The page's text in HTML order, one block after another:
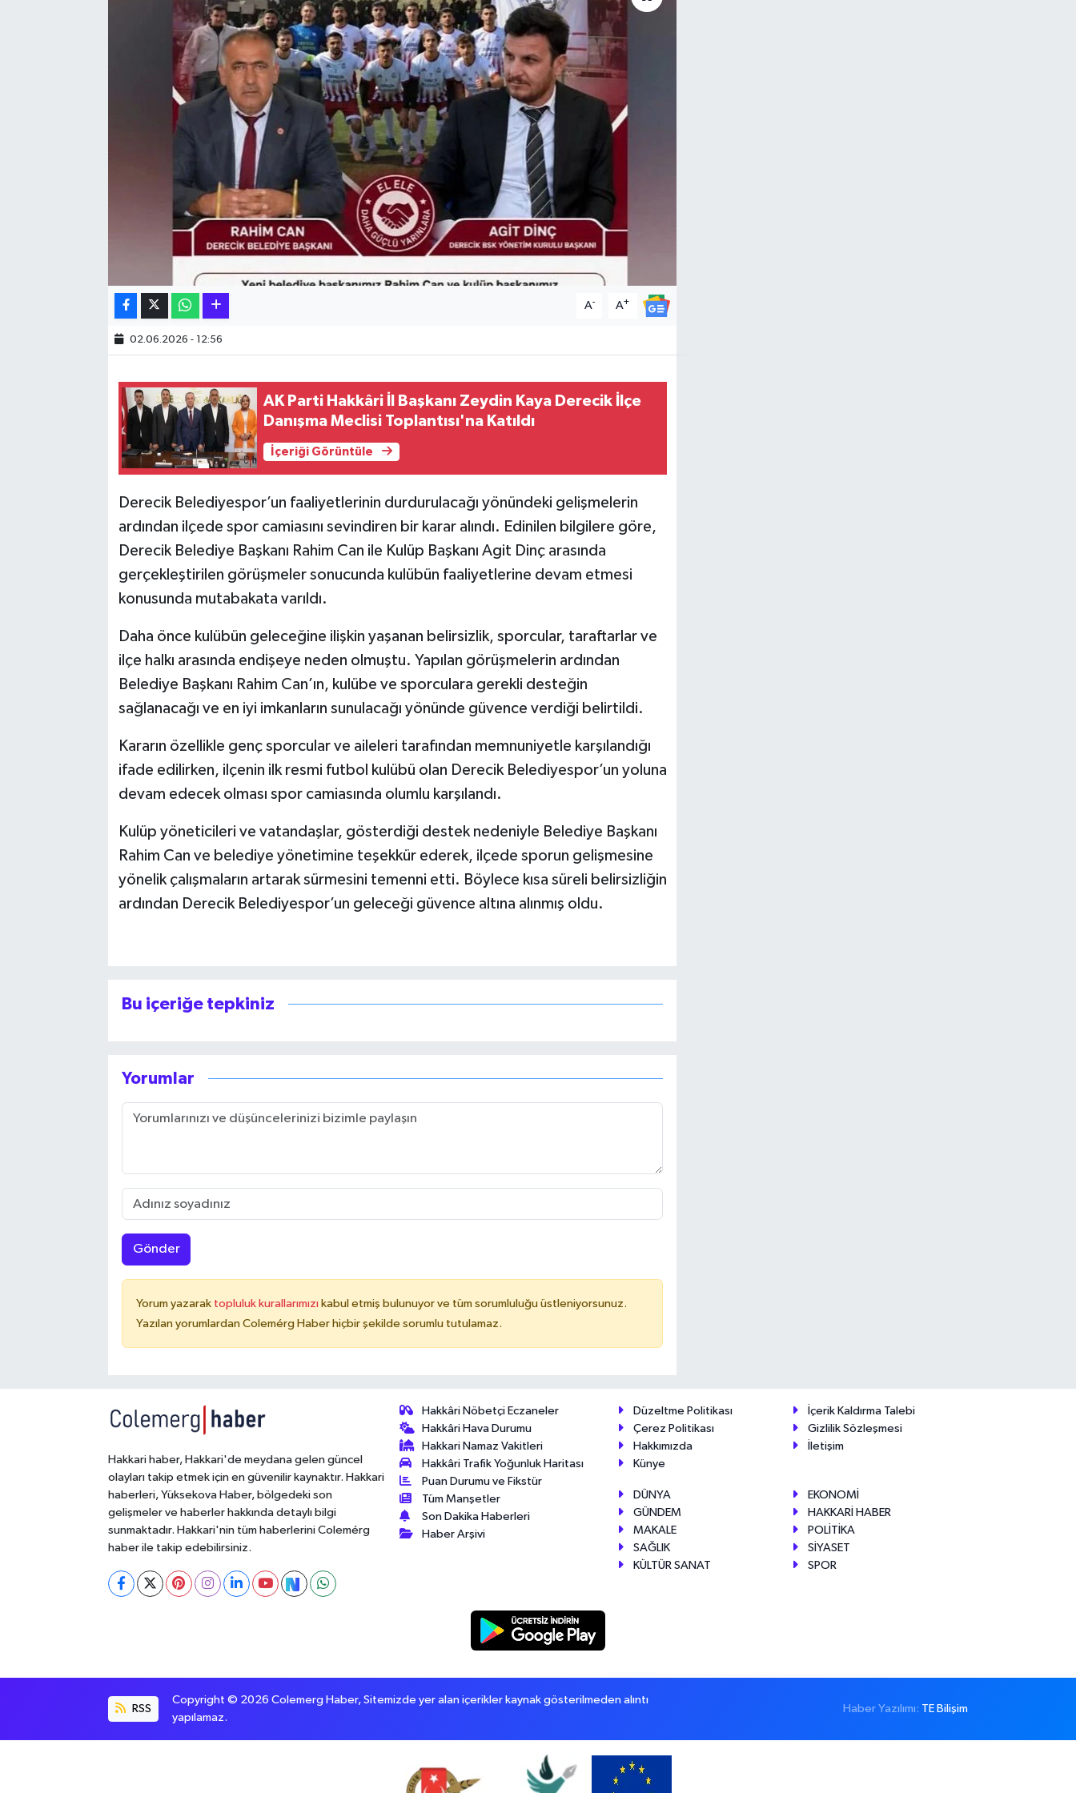
A- A+
02.06.2026 - 12:56
AK Parti Hakkâri İl Başkanı Zeydin Kaya Derecik İlçe
Danışma Meclisi Toplantısı'na Katıldı
İçeriği Görüntüle
Derecik Belediyespor’un faaliyetlerinin durdurulacağı yönündeki gelişmelerin
ardından ilçede spor camiasını sevindiren bir karar alındı. Edinilen bilgilere göre,
Derecik Belediye Başkanı Rahim Can ile Kulüp Başkanı Agit Dinç arasında
gerçekleştirilen görüşmeler sonucunda kulübün faaliyetlerine devam etmesi
konusunda mutabakata varıldı.
Daha önce kulübün geleceğine ilişkin yaşanan belirsizlik, sporcular, taraftarlar ve
ilçe halkı arasında endişeye neden olmuştu. Yapılan görüşmelerin ardından
Belediye Başkanı Rahim Can’ın, kulübe ve sporculara gerekli desteğin
sağlanacağı ve en iyi imkanların sunulacağı yönünde güvence verdiği belirtildi.
Kararın özellikle genç sporcular ve aileleri tarafından memnuniyetle karşılandığı
ifade edilirken, ilçenin ilk resmi futbol kulübü olan Derecik Belediyespor’un yoluna
devam edecek olması spor camiasında olumlu karşılandı.
Kulüp yöneticileri ve vatandaşlar, gösterdiği destek nedeniyle Belediye Başkanı
Rahim Can ve belediye yönetimine teşekkür ederek, ilçede sporun gelişmesine
yönelik çalışmaların artarak sürmesini temenni etti. Böylece kısa süreli belirsizliğin
ardından Derecik Belediyespor’un geleceği güvence altına alınmış oldu.
Bu içeriğe tepkiniz
Yorumlar
Gönder
Yorum yazarak topluluk kurallarımızı kabul etmiş bulunuyor ve tüm sorumluluğu üstleniyorsunuz.
Yazılan yorumlardan Colemérg Haber hiçbir şekilde sorumlu tutulamaz.
Hakkari haber, Hakkari'de meydana gelen güncel
olayları takip etmek için en güvenilir kaynaktır. Hakkari
haberleri, Yüksekova Haber, bölgedeki son
gelişmeler ve haberler hakkında detaylı bilgi
sunmaktadır. Hakkari'nin tüm haberlerini Colemérg
haber ile takip edebilirsiniz.
Hakkâri Nöbetçi Eczaneler
Hakkâri Hava Durumu
Hakkari Namaz Vakitleri
Hakkâri Trafik Yoğunluk Haritası
Puan Durumu ve Fikstür
Tüm Manşetler
Son Dakika Haberleri
Haber Arşivi
Düzeltme Politikası
İçerik Kaldırma Talebi
Çerez Politikası
Gizlilik Sözleşmesi
Hakkımızda
İletişim
Künye
DÜNYA
EKONOMİ
GÜNDEM
HAKKARİ HABER
MAKALE
POLİTİKA
SAĞLIK
SİYASET
KÜLTÜR SANAT
SPOR
RSS
Copyright © 2026 Colemerg Haber, Sitemizde yer alan içerikler kaynak gösterilmeden alıntı
yapılamaz.
Haber Yazılımı: TE Bilişim